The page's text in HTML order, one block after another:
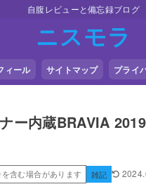
自腹レビューと備忘録ブログ
ニスモラ
ィール サイトマップ プライ
ー内蔵BRAVIA
含む場合があります 雑記